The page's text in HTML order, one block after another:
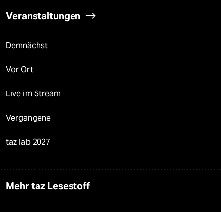
Veranstaltungen
Demnächst
Vor Ort
Live im Stream
Vergangene
taz lab 2027
Mehr taz Lesestoff